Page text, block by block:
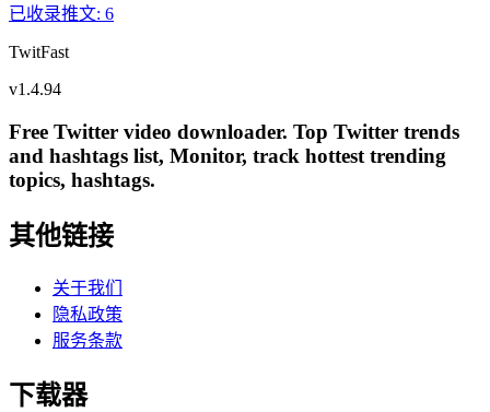
已收录推文: 6
TwitFast
v1.4.94
Free Twitter video downloader. Top Twitter trends
and hashtags list, Monitor, track hottest trending
topics, hashtags.
其他链接
关于我们
隐私政策
服务条款
下载器